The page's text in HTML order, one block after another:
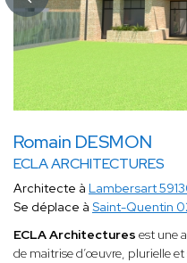
Romain DESMON
ECLA ARCHITECTURES
Architecte à Lambersart
Se déplace à Saint-Quentin
ECLA Architectures est une
de maitrise d’œuvre, plurielle et